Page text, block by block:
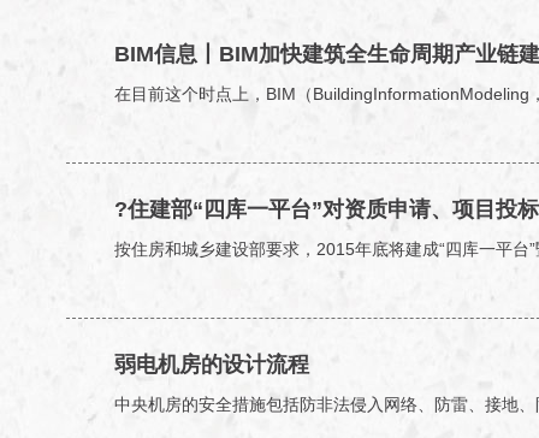
BIM信息丨BIM加快建筑全生命周期产业链
在目前这个时点上，BIM（BuildingInformationModeling
?住建部“四库一平台”对资质申请、项目投
按住房和城乡建设部要求，2015年底将建成“四库一平
弱电机房的设计流程
中央机房的安全措施包括防非法侵入网络、防雷、接地